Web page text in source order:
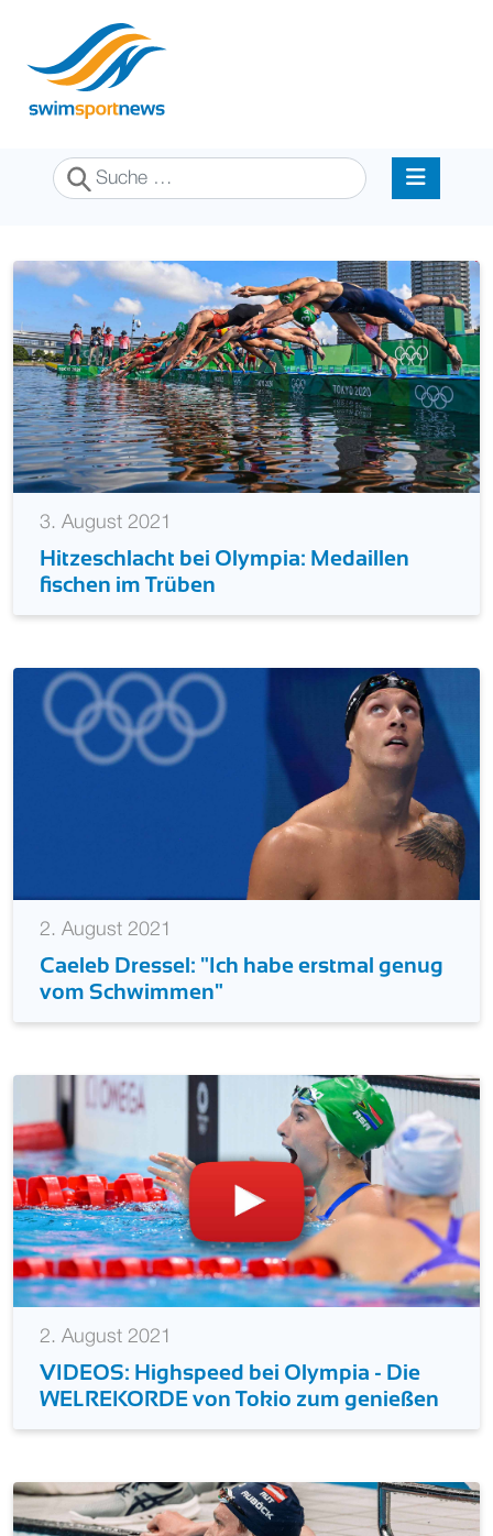
Suchen
3. August 2021
Hitzeschlacht bei Olympia: Medaillen
fischen im Trüben
2. August 2021
Caeleb Dressel: "Ich habe erstmal genug
vom Schwimmen"
2. August 2021
VIDEOS: Highspeed bei Olympia - Die
WELREKORDE von Tokio zum genießen